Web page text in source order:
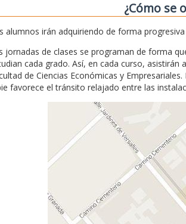
¿Cómo se
alumnos irán adquiriendo de forma
jornadas de clases se programan de forma
cada grado. Así, en cada curso, asistirán
de Ciencias Económicas y
favorece el tránsito relajado entre las